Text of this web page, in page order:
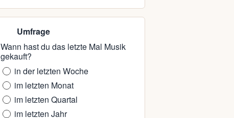
Umfrage
Wann hast du das letzte Mal Musik
gekauft?
in der letzten Woche
im letzten Monat
im letzten Quartal
im letzten Jahr